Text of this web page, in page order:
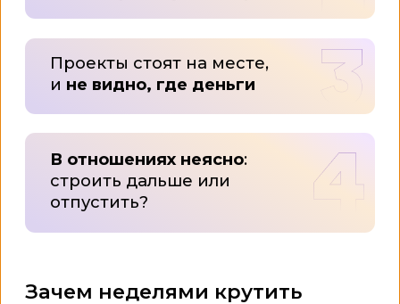
в комьюнити тарологов — и это
именно та среда, где появляется
уверенность и настоящая
практика»
В КАРТАХ ТАРО?